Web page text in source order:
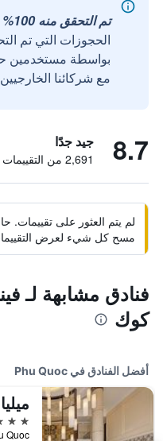
تم التحقق منه 100%
الحجوزات التي تم
مع شركائنا
8.7 جيد جدًا
2,691 من التقييمات تم التحقق منها
لم يتم العثور على تقييمات.
مسح كل شيء لعرض
فنادق مشابهة لـ
كوك
أفضل الفنادق في Phu Quoc
5 نجوم